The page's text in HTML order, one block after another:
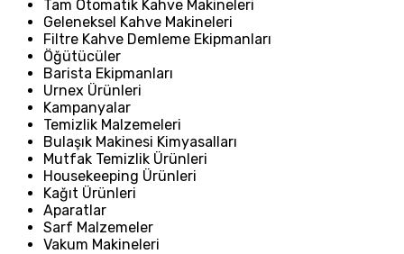
Tam Otomatik Kahve Makineleri
Geleneksel Kahve Makineleri
Filtre Kahve Demleme Ekipmanları
Öğütücüler
Barista Ekipmanları
Urnex Ürünleri
Kampanyalar
Temizlik Malzemeleri
Bulaşık Makinesi Kimyasalları
Mutfak Temizlik Ürünleri
Housekeeping Ürünleri
Kağıt Ürünleri
Aparatlar
Sarf Malzemeler
Vakum Makineleri